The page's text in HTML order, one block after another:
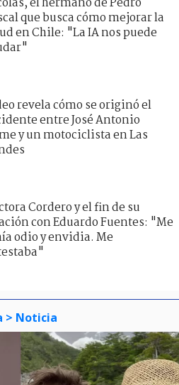
que busca cómo mejorar la
en Chile: "La IA nos puede
revela cómo se originó el
entre José Antonio
y un motociclista en Las
Cordero y el fin de su
con Eduardo Fuentes: "Me
odio y envidia. Me
> Noticia